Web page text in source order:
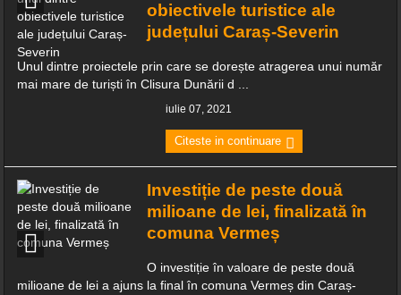
obiectivele turistice ale
județului Caraș-Severin
Unul dintre proiectele prin care se dorește atragerea unui număr
mai mare de turiști în Clisura Dunării d ...
iulie 07, 2021
Citeste in continuare
Investiție de peste două
milioane de lei, finalizată în
comuna Vermeș
O investiție în valoare de peste două
milioane de lei a ajuns la final în comuna Vermeș din Caraș-